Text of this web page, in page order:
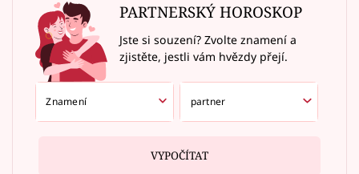
PARTNERSKÝ HOROSKOP
Jste si souzení? Zvolte znamení a
zjistěte, jestli vám hvězdy přejí.
VYPOČÍTAT